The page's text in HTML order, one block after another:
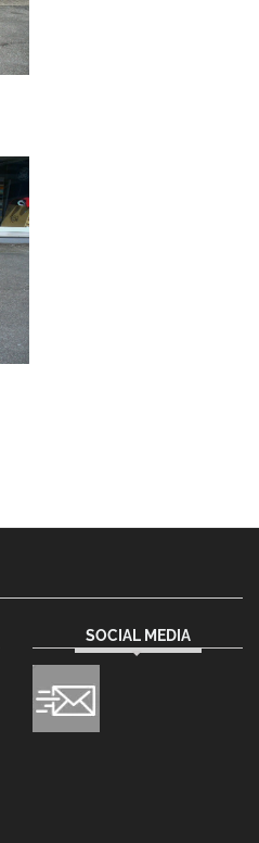
SOCIAL MEDIA